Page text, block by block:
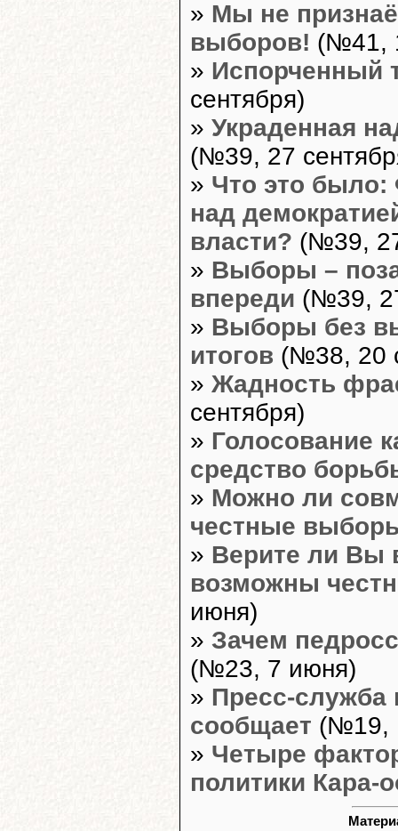
» Мы не
выборов! (№41,
» Испорченный
сентября)
» Украденная
(№39, 27
» Что это было:
над
власти? (№39,
» Выборы –
впереди (№39,
» Выборы без
итогов (№38, 20
» Жадность
сентября)
» Голосование
средство
» Можно ли
честные
» Верите ли Вы
возможны
июня)
» Зачем
(№23, 7 июня)
» Пресс-служба
сообщает (№19,
» Четыре
политики Кара-